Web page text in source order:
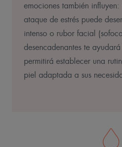
emociones también
ataque de estrés puede
intenso o rubor facial
desencadenantes te
permitirá establecer una
piel adaptada a sus